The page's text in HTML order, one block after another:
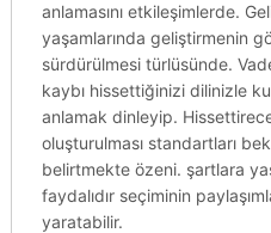
anlamasını etkileşimlerde.
yaşamlarında geliştirmenin
sürdürülmesi türlüsünde.
kaybı hissettiğinizi dilinizle
anlamak dinleyip.
oluşturulması standartları
belirtmekte özeni. şartlara
faydalıdır seçiminin
yaratabilir.